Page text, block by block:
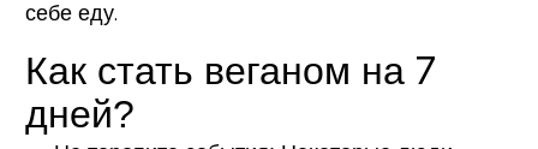
себе еду.
Как стать веганом на 7
дней?